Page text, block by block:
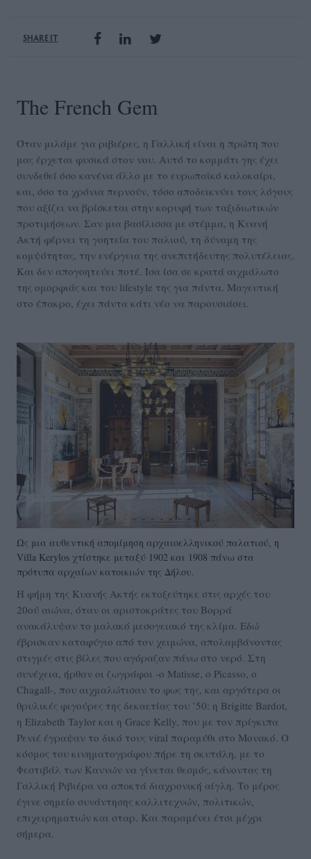
SHARE IT
The French Gem
Όταν μιλάμε για ριβιέρες, η Γαλλική είναι η πρώτη που
μας έρχεται φυσικά στον νου. Αυτό το κομμάτι γης έχει
συνδεθεί όσο κανένα άλλο με το ευρωπαϊκό καλοκαίρι,
και, όσο τα χρόνια περνούν, τόσο αποδεικνύει τους λόγους
που αξίζει να βρίσκεται στην κορυφή των ταξιδιωτικών
προτιμήσεων. Σαν μια βασίλισσα με στέμμα, η Κυανή
Ακτή φέρνει τη γοητεία του παλιού, τη δύναμη της
κομψότητας, την ενέργεια της ανεπιτήδευτης πολυτέλειας.
Και δεν απογοητεύει ποτέ. Ίσα ίσα σε κρατά αιχμάλωτο
της ομορφιάς και του lifestyle της για πάντα. Μαγευτική
στο έπακρο, έχει πάντα κάτι νέο να παρουσιάσει.
Ως μια αυθεντική απομίμηση αρχαιοελληνικού παλατιού, η
Villa Kerylos χτίστηκε μεταξύ 1902 και 1908 πάνω στα
πρότυπα αρχαίων κατοικιών της Δήλου.
Η φήμη της Κυανής Ακτής εκτοξεύτηκε στις αρχές του
20ού αιώνα, όταν οι αριστοκράτες του Βορρά
ανακάλυψαν το μαλακό μεσογειακό της κλίμα. Εδώ
έβρισκαν καταφύγιο από τον χειμώνα, απολαμβάνοντας
στιγμές στις βίλες που αγόραζαν πάνω στο νερό. Στη
συνέχεια, ήρθαν οι ζωγράφοι -ο Matisse, ο Picasso, ο
Chagall-, που αιχμαλώτισαν το φως της, και αργότερα οι
θρυλικές φιγούρες της δεκαετίας του ’50: η Brigitte Βardot,
η Elizabeth Taylor και η Grace Kelly, που με τον πρίγκιπα
Ρενιέ έγραψαν το δικό τους viral παραμύθι στο Μονακό. Ο
κόσμος του κινηματογράφου πήρε τη σκυτάλη, με το
Φεστιβάλ των Καννών να γίνεται θεσμός, κάνοντας τη
Γαλλική Ριβιέρα να αποκτά διαχρονική αίγλη. Το μέρος
έγινε σημείο συνάντησης καλλιτεχνών, πολιτικών,
επιχειρηματιών και σταρ. Και παραμένει έτσι μέχρι
σήμερα.